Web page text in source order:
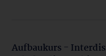
Aufbaukurs -